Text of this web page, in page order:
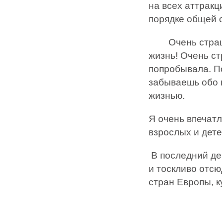
на всех
порядке общей
Очень
жизнь! Очень
попробывала.
забываешь обо
жизнью.
Я очень
взрослых и
В последний
и тоскливо
стран Европы,